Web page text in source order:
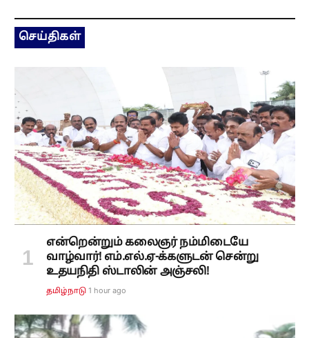
செய்திகள்
என்றென்றும் கலைஞர் நம்மிடையே
வாழ்வார்! எம்.எல்.ஏ-க்களுடன் சென்று
உதயநிதி ஸ்டாலின் அஞ்சலி!
தமிழ்நாடு 1 hour ago